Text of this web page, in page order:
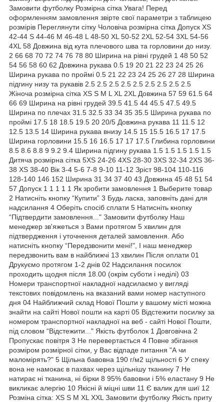
Замовити футболку Розмірна сітка Увага! Перед
оформленням замовлення звірте свої параметри з таблицею
розмірів Переглянути сітку Чоловіча розмірна сітка Допуск XS
42-44 S 44-46 M 46-48 L 48-50 XL 50-52 2XL 52-54 3XL 54-56
4XL 58 Довжина від кута плечового шва та горловини до низу.
2 66 68 70 72 74 76 78 80 Ширина на рівні грудей 1 48 50 52
54 56 58 60 62 Довжина рукава 0.5 19 20 21 22 23 24 25 26
Ширина рукава по проймі 0.5 21 22 23 24 25 26 27 28 Ширина
підгину низу та рукавів 2.5 2.5 2.5 2.5 2.5 2.5 2.5 2.5 2.5
Жіноча розмірна сітка XS S M L XL 2XL Довжина 57 59 61.5 64
66 69 Ширина на рівні грудей 39.5 41.5 44 45.5 47.5 49.5
Ширина по плечах 31.5 32.5 33 34 35 35.5 Ширина рукава по
проймі 17.5 18 18.5 19.5 20 20/5 Довжина рукава 11 11.5 12
12.5 13.5 14 Ширина рукава внизу 14.5 15 15.5 16.5 17 17.5
Ширина горловини 15.5 16 16.5 17 17 17.5 Глибина горловини
8.5 8.6 8.8 9 9.2 9.4 Ширина підгину рукава 1.5 1.5 1.5 1.5 1.5
Дитяча розмірна сітка 5XS 24-26 4XS 28-30 3XS 32-34 2XS 36-
38 XS 38-40 Вік 3-4 5-6 7-8 9-10 11-12 Зріст 98-104 110-116
128-140 146 152 Ширина 31 34 37 40 43 Довжина 45 48 51 54
57 Допуск 1 1 1 1 1 Як зробити замовлення 1 Выберите товар
2 Натисніть кнопку “Купити” 3 Будь ласка, заповніть дані для
надсилання 4 Оберіть спосіб сплати 5 Натисніть кнопку
“Підтвердити замовлення..." Замовити футболку Наш
менеджер зв'яжеться з Вами протягом 5 хвилин для
підтвердження і уточнення деталей замовлення. Або
натисніть кнопку “Передзвонити мені!", І наш менеджер
передзвонить вам в найближчі 13 хвилин Після оплати 01
Друкуємо протягом 1-2 днів 02 Надсилання посилок
проходить щодня після 18.00 (окрім суботи і неділі) 03
Номери транспортної накладної надсилаємо у вигляді
текстових повідомлень на вказаний вами номер наступного
дня 04 Найближчий склад Нової Пошти у вашому місті можна
знайти на сайті Нової пошти на карті 05 Відстежити посилку за
номером транспортної накладної на веб - сайті Нової Пошти,
під словом “Відстежити..." Якість футболок 1 Довговічна 2
Пропускає повітря 3 Не перевертається 4 Повне збігання
розміром розмірної сітки, у Вас відпаде питання "А чи
маломірять?" 5 Щільна бавовна 190 г/м2 щільності 6 У спеку
вона не намокає в пахвах через щільнішу тканину 7 Не
натирає ні тканина, ні бірки 8 95% бавовни і 5% еластану 9 Не
викликає алергію 10 Якісні й міцні шви 11 Є валик для шиї 12
Розміна сітка: XS S M XL XXL Замовити футболку Якість приту